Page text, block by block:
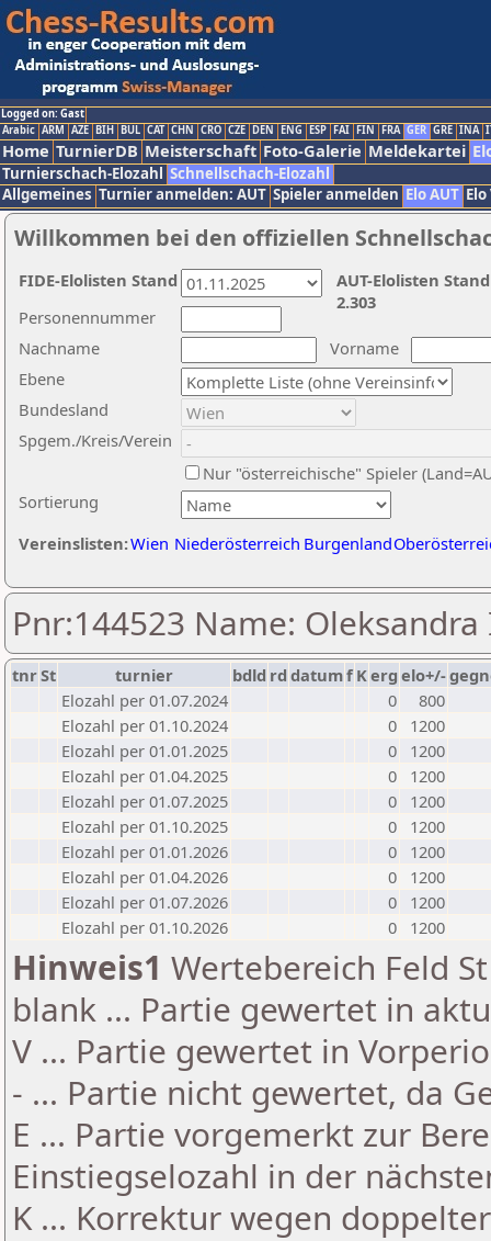
Logged on: Gast
Arabic ARM AZE BIH BUL CAT CHN CRO CZE DEN ENG ESP FAI FIN FRA GER GRE INA
Home TurnierDB Meisterschaft Foto-Galerie Meldekartei
Turnierschach-Elozahl Schnellschach-Elozahl
Allgemeines Turnier anmelden: AUT Spieler anmelden Elo AUT
Willkommen bei den offiziellen
Nachname
Vorname
Ebene
Sortierung
Personennummer
Bundesland
Spgem./Kreis/Verein
Nur "österreichische" Spieler
Vereinslisten:Wien Niederösterreich Burgenland
AUT-Elolisten
2.303
FIDE-Elolisten Stand
Pnr:144523 Name: Oleksandra
tnrSt turnier bdld rd datumf Kerg elo+/-
Elozahl per 01.07.2024
0
800
Elozahl per 01.10.2024
0
1200
Elozahl per 01.01.2025
0
1200
Elozahl per 01.04.2025
0
1200
Elozahl per 01.07.2025
0
1200
Elozahl per 01.10.2025
0
1200
Elozahl per 01.01.2026
0
1200
Elozahl per 01.04.2026
0
1200
Elozahl per 01.07.2026
0
1200
Elozahl per 01.10.2026
0 1200
Hinweis1 Wertebereich Feld
blank ... Partie gewertet in
V ... Partie gewertet in
- ... Partie nicht gewertet, da
E ... Partie vorgemerkt zur
Einstiegselozahl in der
K ... Korrektur wegen